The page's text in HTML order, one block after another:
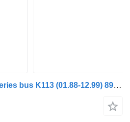
Õhukuivati Haldex 3-series bus K113 (01.88-12.99) 89290 tüübi jaoks bussi Scania 3-series bus (1988-1999)